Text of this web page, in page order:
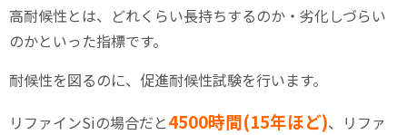
高耐候性とは、どれくらい長持ちするのか・劣化しづらい
のかといった指標です。
耐候性を図るのに、促進耐候性試験を行います。
リファインSiの場合だと4500時間(15年ほど)、リファ